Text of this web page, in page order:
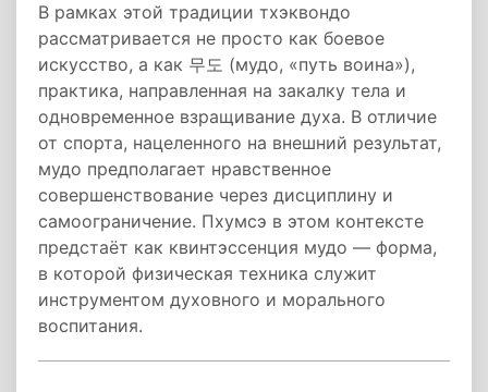
В рамках этой традиции тхэквондо
рассматривается не просто как боевое
искусство, а как 무도 (мудо, «путь воина»),
практика, направленная на закалку тела и
одновременное взращивание духа. В отличие
от спорта, нацеленного на внешний результат,
мудо предполагает нравственное
совершенствование через дисциплину и
самоограничение. Пхумсэ в этом контексте
предстаёт как квинтэссенция мудо — форма,
в которой физическая техника служит
инструментом духовного и морального
воспитания.